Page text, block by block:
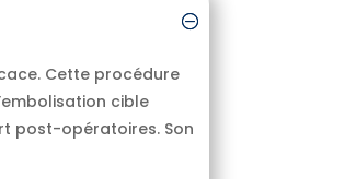
Cette procédure
cible
post-opératoires. Son